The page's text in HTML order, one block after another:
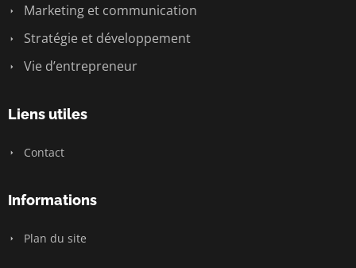
Marketing et communication
Stratégie et développement
Vie d’entrepreneur
Liens utiles
Contact
Informations
Plan du site